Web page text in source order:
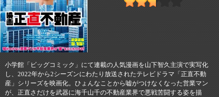
小学館「ビッグコミック」にて連載の人気漫画を山下智久主演で実写化
し、2022年から2シーズンにわたり放送されたテレビドラマ「正直不動
産」シリーズを映画化。ひょんなことから嘘がつけなくなった営業マン
が、正直さだけを武器に海千山千の不動産業界で悪戦苦闘する姿を描